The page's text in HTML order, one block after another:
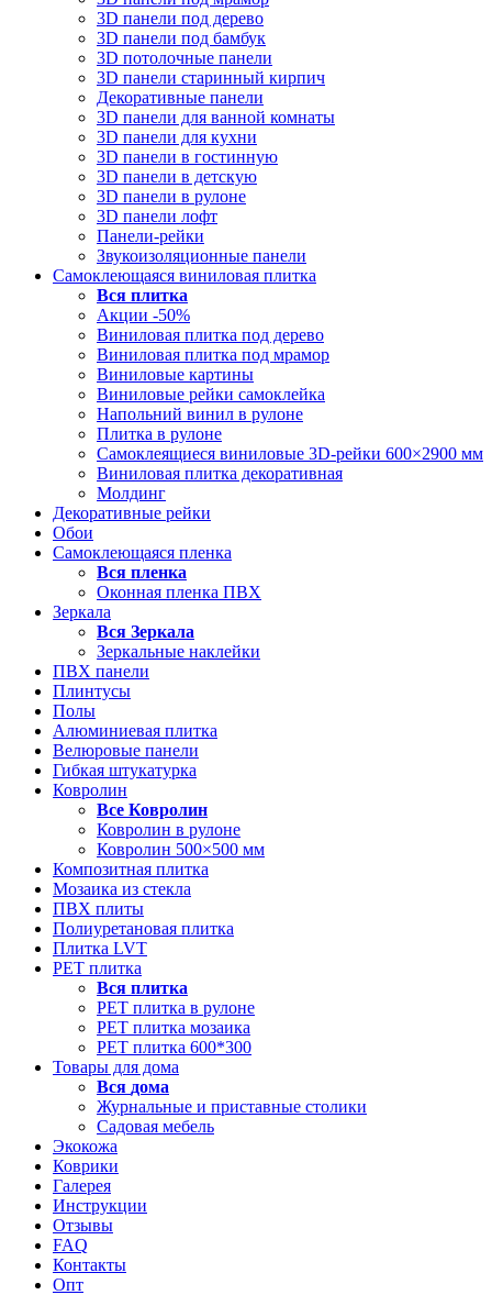
3D панели под дерево
3D панели под бамбук
3D потолочные панели
3D панели старинный кирпич
Декоративные панели
3D панели для ванной комнаты
3D панели для кухни
3D панели в гостинную
3D панели в детскую
3D панели в рулоне
3D панели лофт
Панели-рейки
Звукоизоляционные панели
Самоклеющаяся виниловая плитка
Вся плитка
Акции -50%
Виниловая плитка под дерево
Виниловая плитка под мрамор
Виниловые картины
Виниловые рейки самоклейка
Напольний винил в рулоне
Плитка в рулоне
Самоклеящиеся виниловые 3D‑рейки 600×2900 мм
Виниловая плитка декоративная
Молдинг
Декоративные рейки
Обои
Самоклеющаяся пленка
Вся пленка
Оконная пленка ПВХ
Зеркала
Вся Зеркала
Зеркальные наклейки
ПВХ панели
Плинтусы
Полы
Алюминиевая плитка
Велюровые панели
Гибкая штукатурка
Ковролин
Все Ковролин
Ковролин в рулоне
Ковролин 500×500 мм
Композитная плитка
Мозаика из стекла
ПВХ плиты
Полиуретановая плитка
Плитка LVT
РЕТ плитка
Вся плитка
РЕТ плитка в рулоне
РЕТ плитка мозаика
РЕТ плитка 600*300
Товары для дома
Вся дома
Журнальные и приставные столики
Садовая мебель
Экокожа
Коврики
Галерея
Инструкции
Отзывы
FAQ
Контакты
Опт